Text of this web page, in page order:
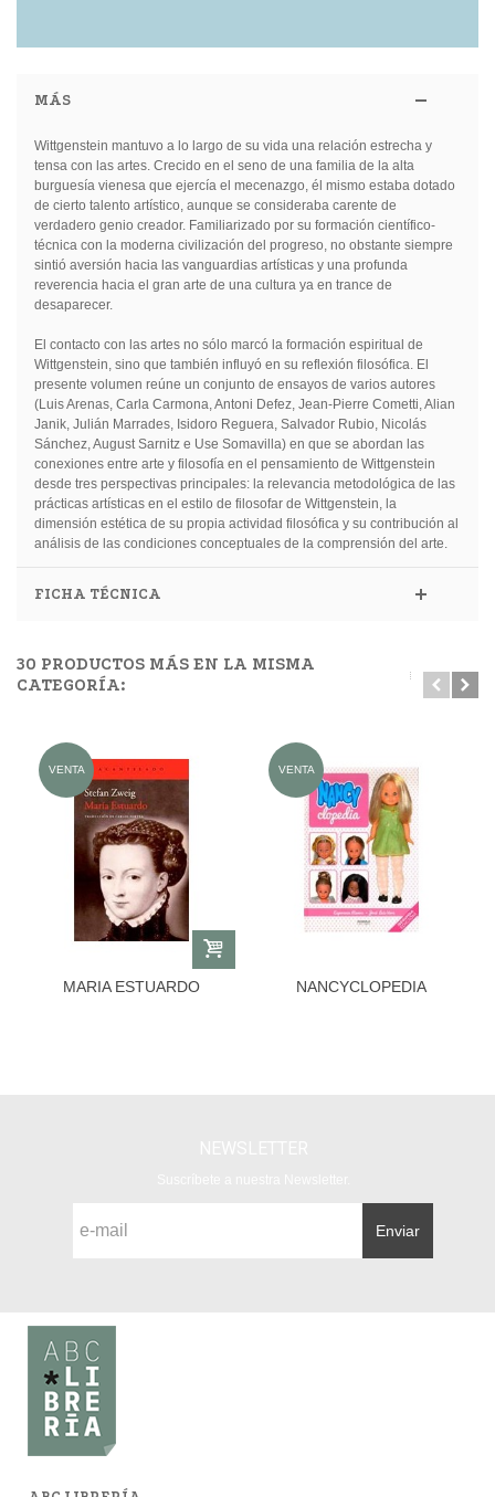
MÁS
Wittgenstein mantuvo a lo largo de su vida una relación estrecha y
tensa con las artes. Crecido en el seno de una familia de la alta
burguesía vienesa que ejercía el mecenazgo, él mismo estaba dotado
de cierto talento artístico, aunque se consideraba carente de
verdadero genio creador. Familiarizado por su formación científico-
técnica con la moderna civilización del progreso, no obstante siempre
sintió aversión hacia las vanguardias artísticas y una profunda
reverencia hacia el gran arte de una cultura ya en trance de
desaparecer.
El contacto con las artes no sólo marcó la formación espiritual de
Wittgenstein, sino que también influyó en su reflexión filosófica. El
presente volumen reúne un conjunto de ensayos de varios autores
(Luis Arenas, Carla Carmona, Antoni Defez, Jean-Pierre Cometti, Alian
Janik, Julián Marrades, Isidoro Reguera, Salvador Rubio, Nicolás
Sánchez, August Sarnitz e Use Somavilla) en que se abordan las
conexiones entre arte y filosofía en el pensamiento de Wittgenstein
desde tres perspectivas principales: la relevancia metodológica de las
prácticas artísticas en el estilo de filosofar de Wittgenstein, la
dimensión estética de su propia actividad filosófica y su contribución al
análisis de las condiciones conceptuales de la comprensión del arte.
FICHA TÉCNICA
30 PRODUCTOS MÁS EN LA MISMA
CATEGORÍA:
VENTA
MARIA ESTUARDO
VENTA
NANCYCLOPEDIA
Enviar